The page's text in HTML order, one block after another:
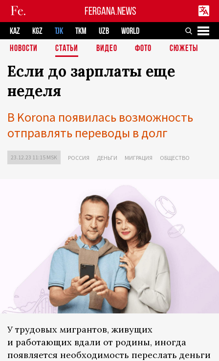
FERGANA.NEWS
KAZ KGZ TJK TKM UZB
WORLD
НОВОСТИ
СТАТЬИ ВИДЕО ФОТО СЮЖЕТЫ
Если до зарплаты еще
неделя
В Korona появилась возможность
отправлять переводы в долг
23.12.23 11:15 MSK РОССИЯ ДЕНЬГИ МИГРАЦИЯ ОБЩЕСТВО
У трудовых мигрантов, живущих
и работающих вдали от родины, иногда
появляется необходимость переслать деньги